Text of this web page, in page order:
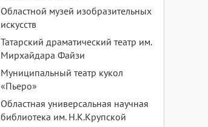
Областной музей изобразительных
искусств
Татарский драматический театр им.
Мирхайдара Файзи
Муниципальный театр кукол
«Пьеро»
Областная универсальная научная
библиотека им. Н.К.Крупской